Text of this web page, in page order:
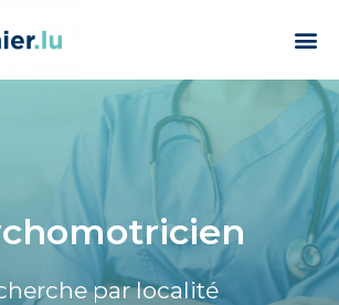
par localité